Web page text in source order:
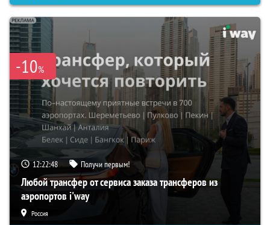
-10%
12:22:47 Получи первым!
Любой трансфер от сервиса заказа трансферов из
аэропортов i'way
Россия